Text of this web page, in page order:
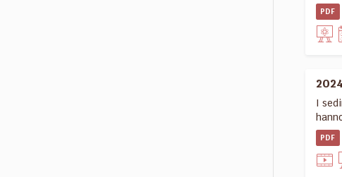
PDF
I
PDF